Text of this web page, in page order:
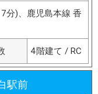
分)、鹿児島本線 香
4階建て / RC
駅前